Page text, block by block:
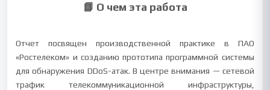
📘 О чем эта работа
Отчет посвящен производственной практике в ПАО
«Ростелеком» и созданию прототипа программной системы
для обнаружения DDoS-атак. В центре внимания — сетевой
трафик телекоммуникационной инфраструктуры,